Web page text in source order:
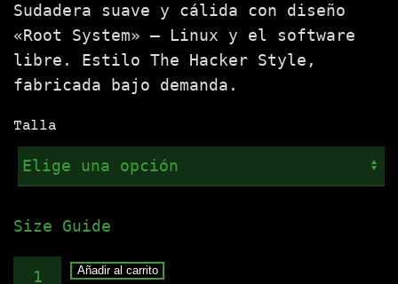
Sudadera suave y cálida con diseño
«Root System» — Linux y el software
libre. Estilo The Hacker Style,
fabricada bajo demanda.
Talla
Size Guide
SudaderaAñadir al carrito